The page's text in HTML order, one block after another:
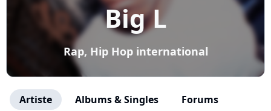
Big L
Rap, Hip Hop international
Artiste Albums & Singles Forums